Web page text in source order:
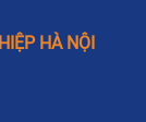
HÀ NỘI